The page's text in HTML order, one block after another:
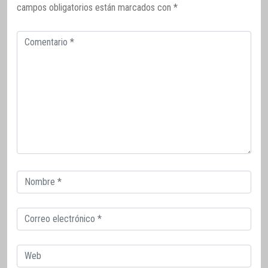
campos obligatorios están marcados con *
Comentario
Correo
electrónico
Correo
electrónico
Web